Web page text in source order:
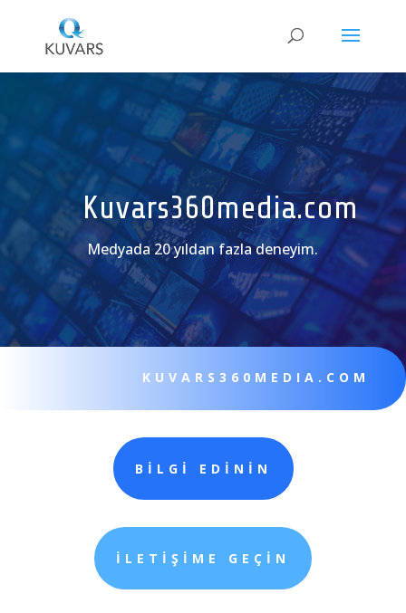
Kuvars360media.com
Medyada 20 yıldan fazla deneyim.
KUVARS360MEDIA.COM
BİLGİ EDİNİN
İLETİŞİME GEÇİN